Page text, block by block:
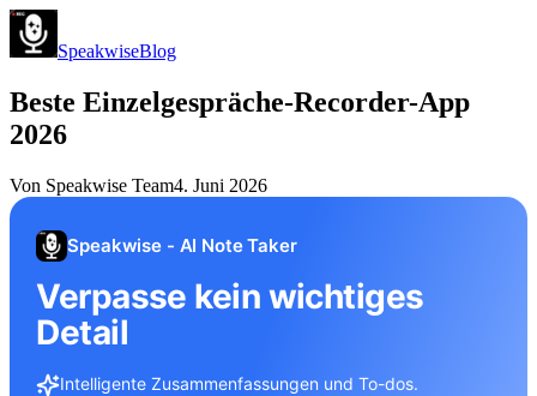
SpeakwiseBlog
Beste Einzelgespräche-Recorder-App
2026
Von Speakwise Team4. Juni 2026
Speakwise - AI Note Taker
Verpasse kein wichtiges
Detail
Intelligente Zusammenfassungen und To-dos.